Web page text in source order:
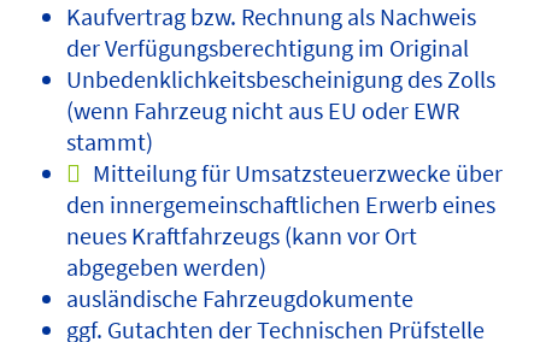
Kaufvertrag bzw. Rechnung als Nachweis
der Verfügungsberechtigung im Original
Unbedenklichkeitsbescheinigung des Zolls
(wenn Fahrzeug nicht aus EU oder EWR
stammt)
Mitteilung für Umsatzsteuerzwecke über
den innergemeinschaftlichen Erwerb eines
neues Kraftfahrzeugs (kann vor Ort
abgegeben werden)
ausländische Fahrzeugdokumente
ggf. Gutachten der Technischen Prüfstelle